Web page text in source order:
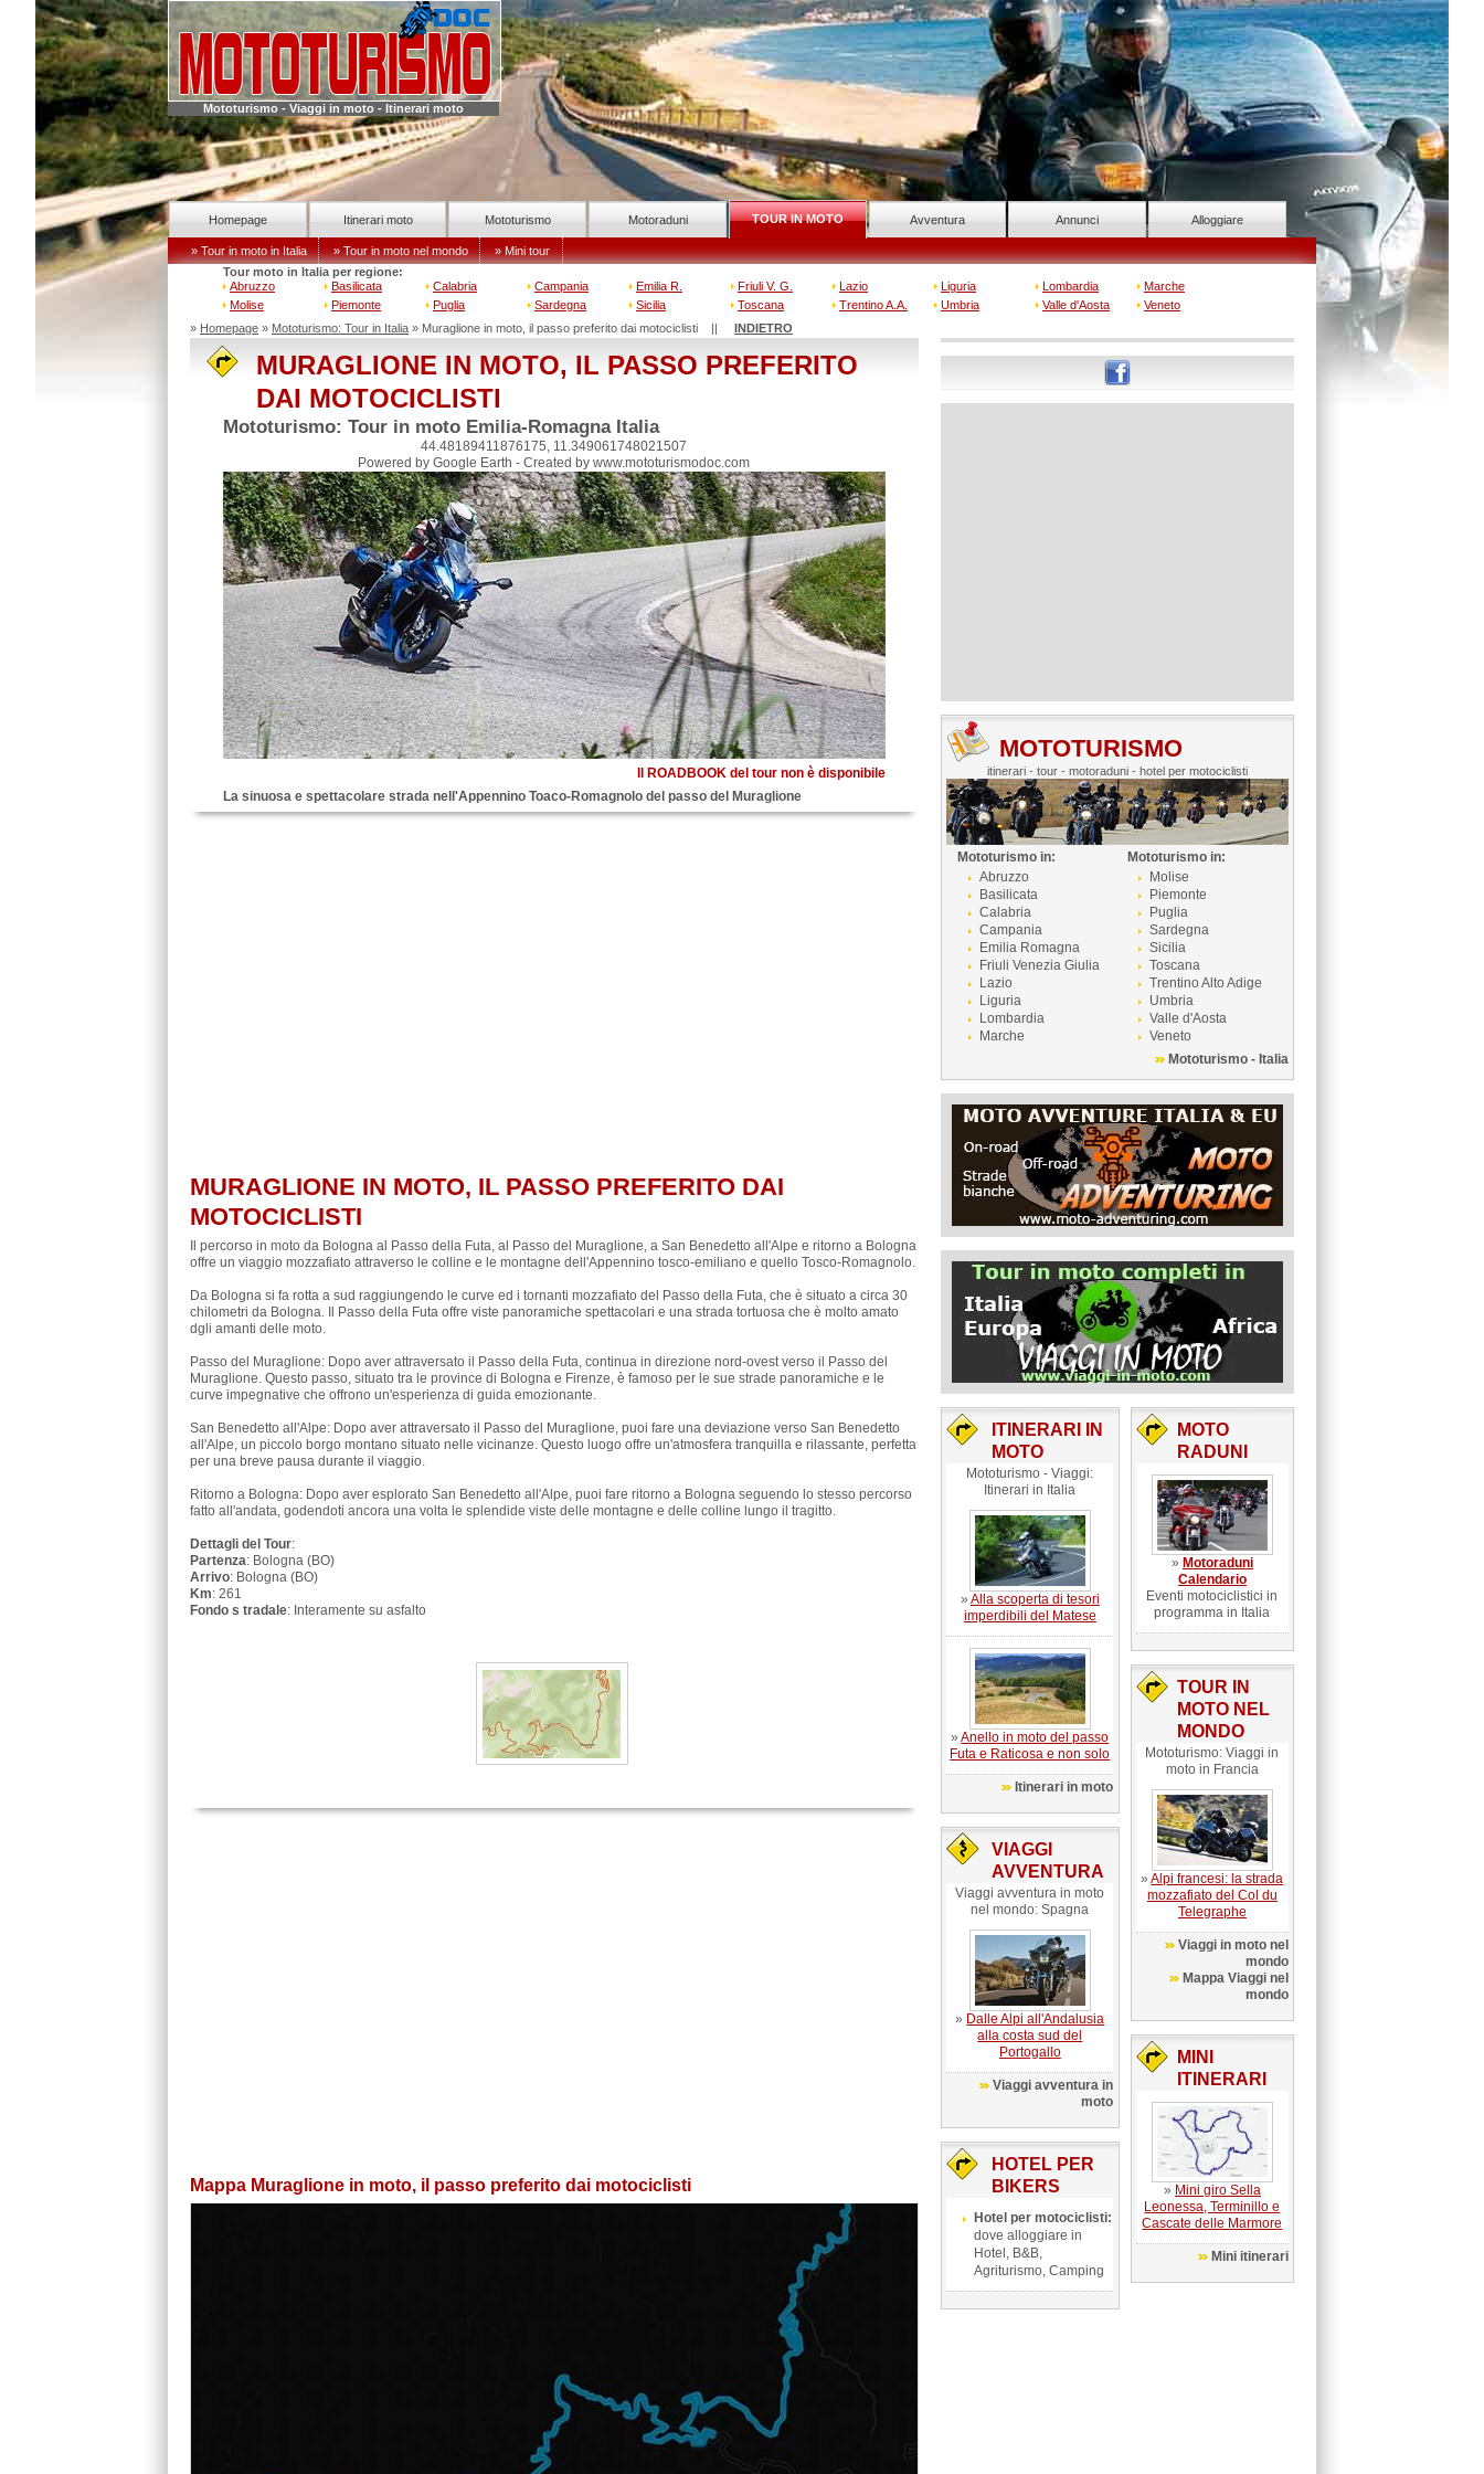
Mototurismo - Viaggi in moto - Itinerari moto
Homepage Itinerari moto Mototurismo Motoraduni TOUR IN MOTO Avventura Annunci Alloggiare
» Tour in moto in Italia » Tour in moto nel mondo
» Mini tour
Tour moto in Italia per regione:
Abruzzo
Basilicata Calabria Campania Emilia R. Friuli V. G. Lazio Liguria Lombardia
Marche
Molise
Piemonte Puglia Sardegna Sicilia Toscana Trentino A.A. Umbria Valle d'Aosta
Veneto
» Homepage» Mototurismo: Tour in Italia» Muraglione in moto, il passo preferito dai motociclisti || INDIETRO
MURAGLIONE IN MOTO, IL PASSO PREFERITO
DAI MOTOCICLISTI
Mototurismo: Tour in moto Emilia-Romagna Italia
44.48189411876175, 11.349061748021507
Powered by Google Earth - Created by www.mototurismodoc.com
Il ROADBOOK del tour non è disponibile
La sinuosa e spettacolare strada nell'Appennino Toaco-Romagnolo del passo del Muraglione
MURAGLIONE IN MOTO, IL PASSO PREFERITO DAI
MOTOCICLISTI
Il percorso in moto da Bologna al Passo della Futa, al Passo del Muraglione, a San Benedetto all'Alpe e ritorno a Bologna
offre un viaggio mozzafiato attraverso le colline e le montagne dell'Appennino tosco-emiliano e quello Tosco-Romagnolo.
Da Bologna si fa rotta a sud raggiungendo le curve ed i tornanti mozzafiato del Passo della Futa, che è situato a circa 30
chilometri da Bologna. Il Passo della Futa offre viste panoramiche spettacolari e una strada tortuosa che è molto amato
dgli amanti delle moto.
Passo del Muraglione: Dopo aver attraversato il Passo della Futa, continua in direzione nord-ovest verso il Passo del
Muraglione. Questo passo, situato tra le province di Bologna e Firenze, è famoso per le sue strade panoramiche e le
curve impegnative che offrono un'esperienza di guida emozionante.
San Benedetto all'Alpe: Dopo aver attraversato il Passo del Muraglione, puoi fare una deviazione verso San Benedetto
all'Alpe, un piccolo borgo montano situato nelle vicinanze. Questo luogo offre un'atmosfera tranquilla e rilassante, perfetta
per una breve pausa durante il viaggio.
Ritorno a Bologna: Dopo aver esplorato San Benedetto all'Alpe, puoi fare ritorno a Bologna seguendo lo stesso percorso
fatto all'andata, godendoti ancora una volta le splendide viste delle montagne e delle colline lungo il tragitto.
Dettagli del Tour:
Partenza: Bologna (BO)
Arrivo: Bologna (BO)
Km: 261
Fondo s tradale: Interamente su asfalto
Mappa Muraglione in moto, il passo preferito dai motociclisti
MOTOTURISMO
itinerari - tour - motoraduni - hotel per motociclisti
Mototurismo in:
Abruzzo
Basilicata
Calabria
Campania
Emilia Romagna
Friuli Venezia Giulia
Lazio
Liguria
Lombardia
Marche
Mototurismo in:
Molise
Piemonte
Puglia
Sardegna
Sicilia
Toscana
Trentino Alto Adige
Umbria
Valle d'Aosta
Veneto
Mototurismo - Italia
ITINERARI IN
MOTO
Mototurismo - Viaggi:
Itinerari in Italia
» Alla scoperta di tesori
imperdibili del Matese
»Anello in moto del passo
Futa e Raticosa e non solo
Itinerari in moto
VIAGGI
AVVENTURA
Viaggi avventura in moto
nel mondo: Spagna
» Dalle Alpi all'Andalusia
alla costa sud del
Portogallo
Viaggi avventura in
moto
HOTEL PER
BIKERS
Hotel per motociclisti:
dove alloggiare in
Hotel, B&B,
Agriturismo, Camping
MOTO
RADUNI
» Motoraduni
Calendario
Eventi motociclistici in
programma in Italia
TOUR IN
MOTO NEL
MONDO
Mototurismo: Viaggi in
moto in Francia
»Alpi francesi: la strada
mozzafiato del Col du
Telegraphe
Viaggi in moto nel
mondo
Mappa Viaggi nel
mondo
MINI
ITINERARI
» Mini giro Sella
Leonessa, Terminillo e
Cascate delle Marmore
Mini itinerari